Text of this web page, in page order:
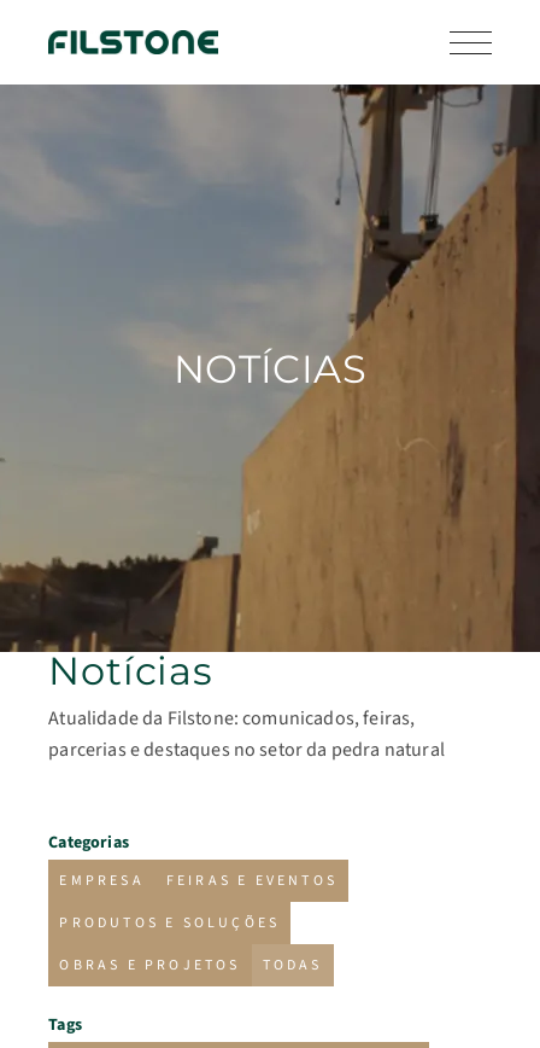
NOTÍCIAS
Notícias
Atualidade da Filstone: comunicados, feiras,
parcerias e destaques no setor da pedra natural
Categorias
EMPRESA FEIRAS E EVENTOS
PRODUTOS E SOLUÇÕES
OBRAS E PROJETOS TODAS
Tags